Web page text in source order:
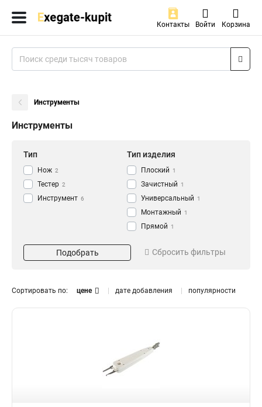
Контакты Войти Корзина
Инструменты
Инструменты
Тип
Нож 2
Тестер 2
Инструмент 6
Тип изделия
Плоский 1
Зачистный 1
Универсальный 1
Монтажный 1
Прямой 1
Храповой 2
RJ59/6/7/11 1 UTP/STP
Подобрать Сбросить фильтры
Сортировать по: цене дате добавления популярности